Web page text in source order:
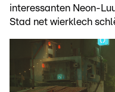
interessanten Neon-
Stad net wierklech